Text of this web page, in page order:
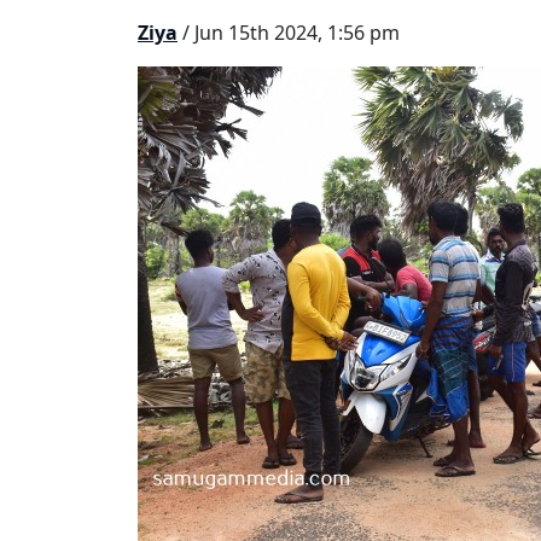
Ziya / Jun 15th 2024, 1:56 pm